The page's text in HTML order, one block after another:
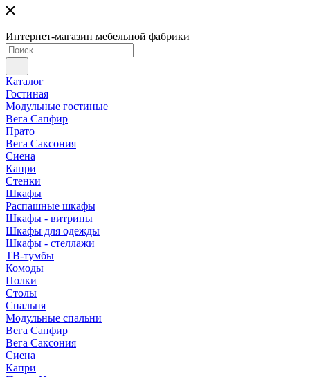
Интернет-магазин мебельной фабрики
Каталог
Гостиная
Модульные гостиные
Вега Сапфир
Прато
Вега Саксония
Сиена
Капри
Стенки
Шкафы
Распашные шкафы
Шкафы - витрины
Шкафы для одежды
Шкафы - стеллажи
ТВ-тумбы
Комоды
Полки
Столы
Спальня
Модульные спальни
Вега Сапфир
Вега Саксония
Сиена
Капри